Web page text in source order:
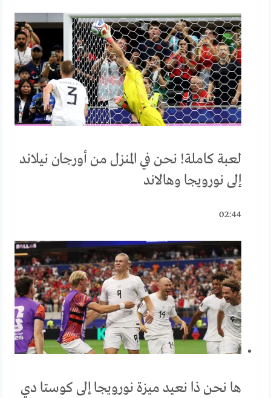
لعبة كاملة! نحن في المنزل من أورجان نيلاند
إلى نورويجا وهالاند
02:44
ها نحن ذا نعيد ميزة نورويجا إلى كوستا دي